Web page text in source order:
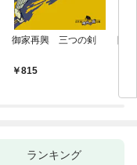
御家再興 三つの剣
815
ランキング